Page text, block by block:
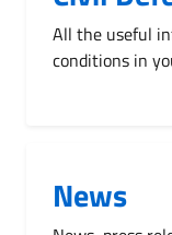
All the useful
conditions in
News